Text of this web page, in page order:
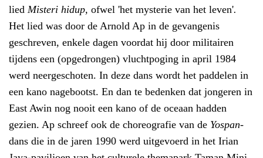
lied Misteri hidup, ofwel 'het mysterie van het leven'.
Het lied was door de Arnold Ap in de gevangenis
geschreven, enkele dagen voordat hij door militairen
tijdens een (opgedrongen) vluchtpoging in april 1984
werd neergeschoten. In deze dans wordt het paddelen in
een kano nagebootst. En dan te bedenken dat jongeren in
East Awin nog nooit een kano of de oceaan hadden
gezien. Ap schreef ook de choreografie van de Yospan-
dans die in de jaren 1990 werd uitgevoerd in het Irian